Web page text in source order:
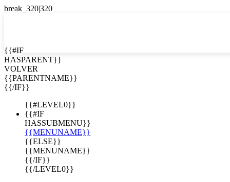

EN
ES
{{#IF
HASPARENT}}
VOLVER
{{PARENTNAME}}
{{/IF}}
{{#LEVEL0}}
{{#IF
HASSUBMENU}}
{{MENUNAME}}
{{ELSE}}
{{MENUNAME}}
{{/IF}}
{{/LEVEL0}}